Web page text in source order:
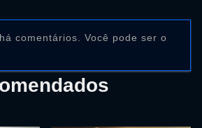
comentários. Você pode ser o